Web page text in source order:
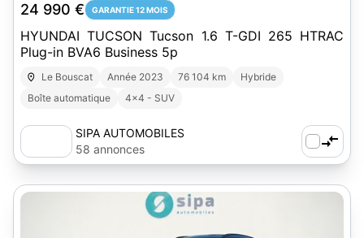
24 990 € GARANTIE 12 MOIS
HYUNDAI TUCSON Tucson 1.6 T-GDI 265 HTRAC
Plug-in BVA6 Business 5p
Le Bouscat Année 2023 76 104 km
Hybride
Boîte automatique
4x4 - SUV
SIPA AUTOMOBILES
58 annonces